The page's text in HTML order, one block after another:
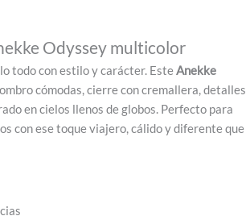
Odyssey multicolor
todo con estilo y carácter. EsteAnekke
cómodas, cierre con cremallera, detalles
en cielos llenos de globos. Perfecto para
con ese toque viajero, cálido y diferente que